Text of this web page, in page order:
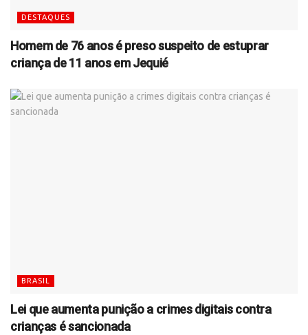
DESTAQUES
Homem de 76 anos é preso suspeito de estuprar
criança de 11 anos em Jequié
BRASIL
Lei que aumenta punição a crimes digitais contra
crianças é sancionada